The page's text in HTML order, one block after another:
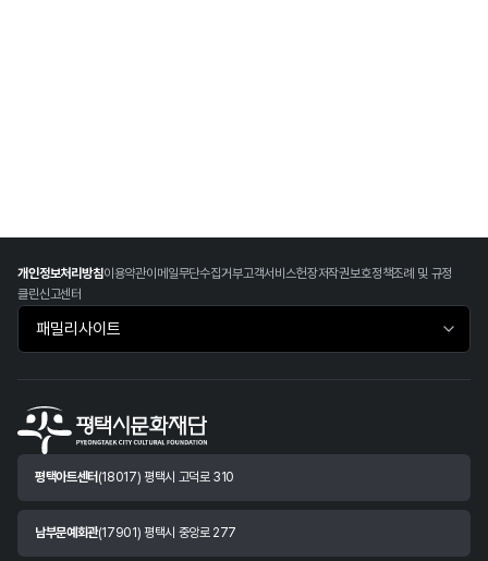
개인정보처리방침이용약관이메일무단수집거부고객서비스헌장저작권보호정책조례 및 규정
클린신고센터
패밀리사이트 바로가기
평택아트센터 (18017) 평택시 고덕로 310
남부문예회관(17901) 평택시 중앙로 277